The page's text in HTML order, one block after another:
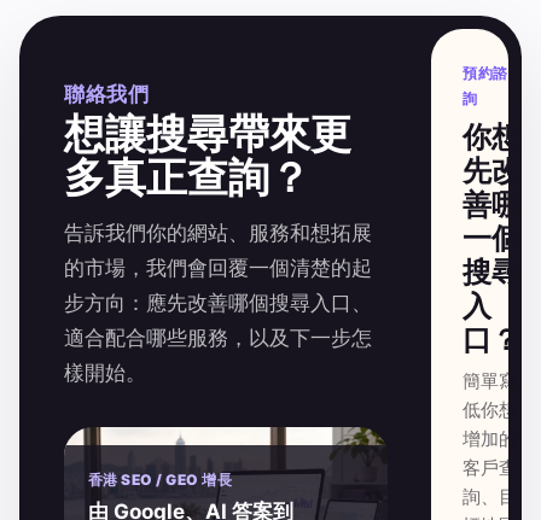
聯絡我們
想讓搜尋帶來更
多真正查詢？
告訴我們你的網站、服務和想拓展
的市場，我們會回覆一個清楚的起
步方向：應先改善哪個搜尋入口、
適合配合哪些服務，以及下一步怎
樣開始。
香港 SEO / GEO 增長
由 Google、AI 答案到
預約諮
詢
你想
先改
善哪
一個
搜尋
入
口？
簡單寫
低你想
增加的
客戶查
詢、目